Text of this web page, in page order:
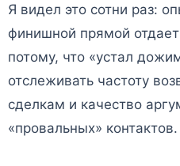
Я видел это сотни раз:
финишной прямой
потому, что «устал
отслеживать частоту
сделкам и качество
«провальных» контактов.